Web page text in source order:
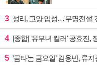
3 성리, 고양 입성…'무명전설'
4 [종합] '유부녀 킬러' 공효진, 장
5 '금타는 금요일' 김용빈, 류